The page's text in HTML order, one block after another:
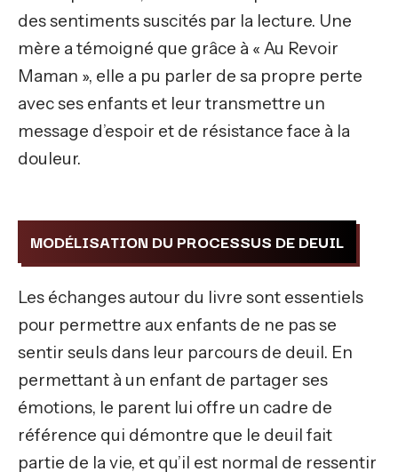
des sentiments suscités par la lecture. Une
mère a témoigné que grâce à « Au Revoir
Maman », elle a pu parler de sa propre perte
avec ses enfants et leur transmettre un
message d’espoir et de résistance face à la
douleur.
MODÉLISATION DU PROCESSUS DE DEUIL
Les échanges autour du livre sont essentiels
pour permettre aux enfants de ne pas se
sentir seuls dans leur parcours de deuil. En
permettant à un enfant de partager ses
émotions, le parent lui offre un cadre de
référence qui démontre que le deuil fait
partie de la vie, et qu’il est normal de ressentir